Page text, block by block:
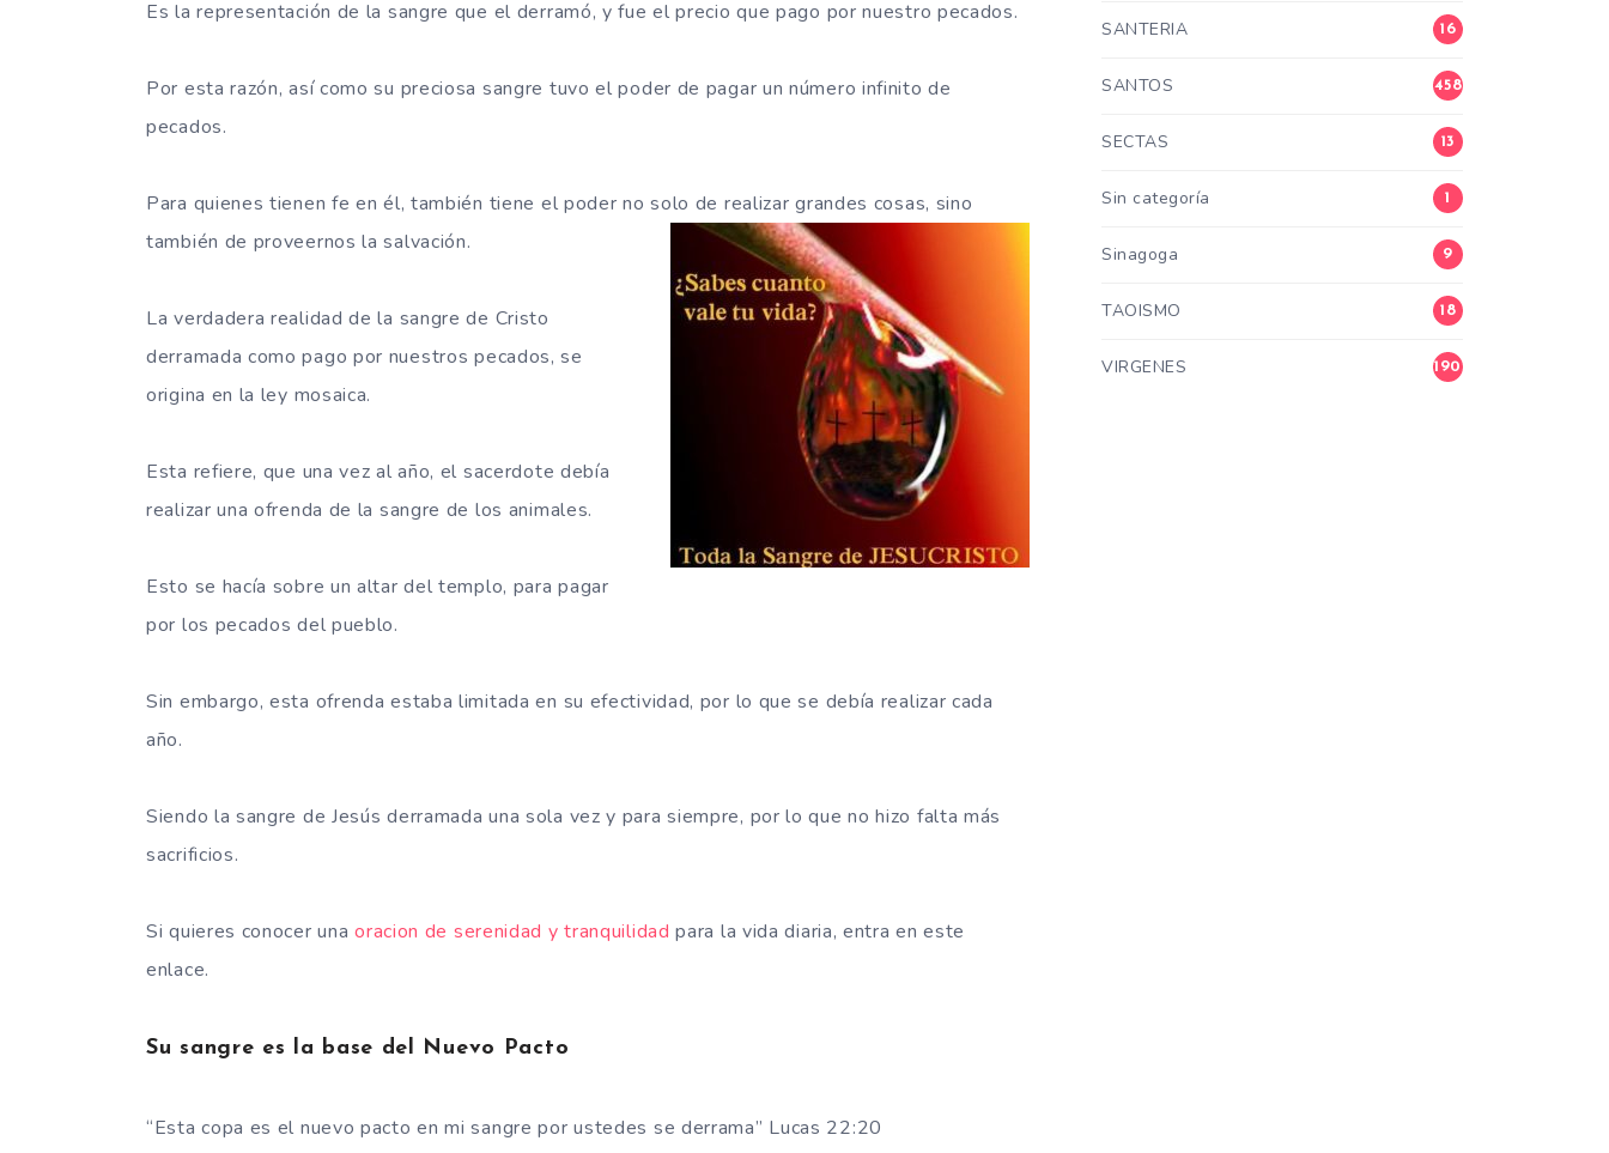
Es la representación de la sangre que el derramó, y fue el precio que pago por nuestro pecados.
Por esta razón, así como su preciosa sangre tuvo el poder de pagar un número infinito de
pecados.
Para quienes tienen fe en él, también tiene el poder no solo de realizar grandes cosas, sino
también de proveernos la salvación.
La verdadera realidad de la sangre de Cristo
derramada como pago por nuestros pecados, se
origina en la ley mosaica.
Esta refiere, que una vez al año, el sacerdote debía
realizar una ofrenda de la sangre de los animales.
Esto se hacía sobre un altar del templo, para pagar
por los pecados del pueblo.
Sin embargo, esta ofrenda estaba limitada en su efectividad, por lo que se debía realizar cada
año.
Siendo la sangre de Jesús derramada una sola vez y para siempre, por lo que no hizo falta más
sacrificios.
Si quieres conocer unaoracion de serenidad y tranquilidadpara la vida diaria, entra en este
enlace.
Su sangre es la base del Nuevo Pacto
“Esta copa es el nuevo pacto en mi sangre por ustedes se derrama” Lucas 22:20
SANTERIA 16
SANTOS 458
SECTAS 13
Sin categoría 1
Sinagoga 9
TAOISMO 18
VIRGENES 190